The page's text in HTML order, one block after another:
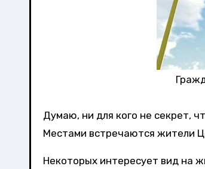
Думаю, ни для кого не секрет,
Местами встречаются жители
Некоторых интересует вид на